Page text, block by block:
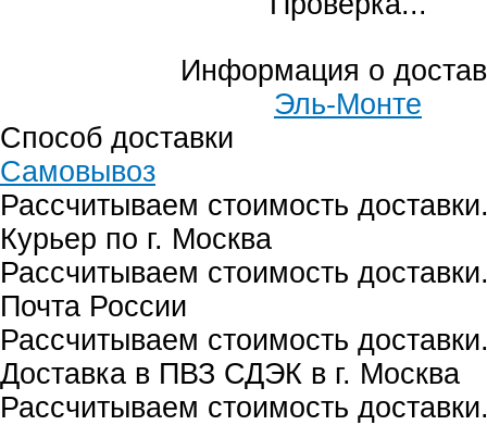
Информация о
Эль-Монте
Способ доставки
Самовывоз
Рассчитываем стоимость
Курьер по г. Москва
Рассчитываем стоимость
Почта России
Рассчитываем стоимость
Доставка в ПВЗ СДЭК в г. Москва
Рассчитываем стоимость